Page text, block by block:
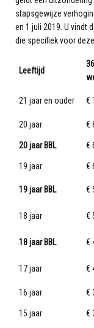
stapsgewijze
en 1 juli 2019. U vindt
die specifiek voor
Leeftijd
21 jaar en ouder €
20 jaar €
20 jaar BBL €
19 jaar €
19 jaar BBL €
18 jaar €
18 jaar BBL €
17 jaar €
16 jaar €
15 jaar €